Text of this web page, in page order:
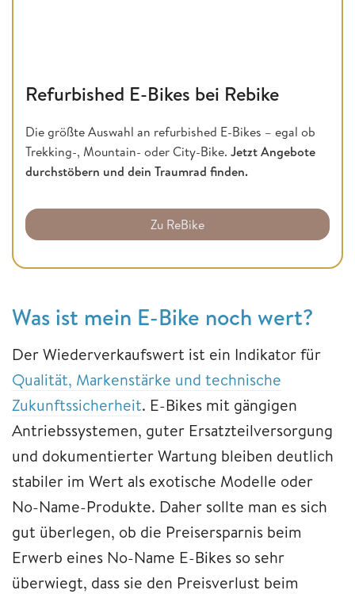
Refurbished E-Bikes bei Rebike
Die größte Auswahl an refurbished E-Bikes – egal ob
Trekking-, Mountain- oder City-Bike. Jetzt Angebote
durchstöbern und dein Traumrad finden.
Zu ReBike
Was ist mein E-Bike noch wert?
Der Wiederverkaufswert ist ein Indikator für
Qualität, Markenstärke und technische
Zukunftssicherheit. E-Bikes mit gängigen
Antriebssystemen, guter Ersatzteilversorgung
und dokumentierter Wartung bleiben deutlich
stabiler im Wert als exotische Modelle oder
No-Name-Produkte. Daher sollte man es sich
gut überlegen, ob die Preisersparnis beim
Erwerb eines No-Name E-Bikes so sehr
überwiegt, dass sie den Preisverlust beim